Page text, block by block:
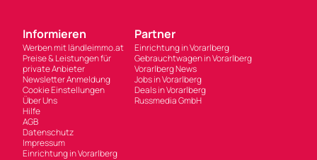
Informieren
Werben mit ländleimmo.at
Preise & Leistungen für
private Anbieter
Newsletter Anmeldung
Cookie Einstellungen
Über Uns
Hilfe
AGB
Datenschutz
Impressum
Einrichtung in Vorarlberg
Partner
Einrichtung in Vorarlberg
Gebrauchtwagen in Vorarlberg
Vorarlberg News
Jobs in Vorarlberg
Deals in Vorarlberg
Russmedia GmbH